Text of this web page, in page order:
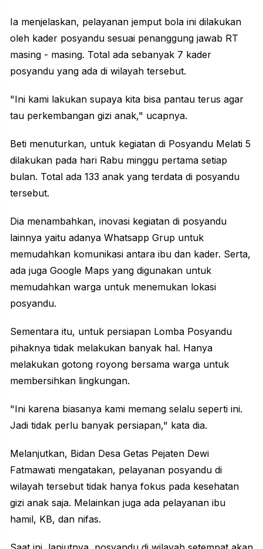
Ia menjelaskan, pelayanan jemput bola ini dilakukan
oleh kader posyandu sesuai penanggung jawab RT
masing - masing. Total ada sebanyak 7 kader
posyandu yang ada di wilayah tersebut.
"Ini kami lakukan supaya kita bisa pantau terus agar
tau perkembangan gizi anak," ucapnya.
Beti menuturkan, untuk kegiatan di Posyandu Melati 5
dilakukan pada hari Rabu minggu pertama setiap
bulan. Total ada 133 anak yang terdata di posyandu
tersebut.
Dia menambahkan, inovasi kegiatan di posyandu
lainnya yaitu adanya Whatsapp Grup untuk
memudahkan komunikasi antara ibu dan kader. Serta,
ada juga Google Maps yang digunakan untuk
memudahkan warga untuk menemukan lokasi
posyandu.
Sementara itu, untuk persiapan Lomba Posyandu
pihaknya tidak melakukan banyak hal. Hanya
melakukan gotong royong bersama warga untuk
membersihkan lingkungan.
"Ini karena biasanya kami memang selalu seperti ini.
Jadi tidak perlu banyak persiapan," kata dia.
Melanjutkan, Bidan Desa Getas Pejaten Dewi
Fatmawati mengatakan, pelayanan posyandu di
wilayah tersebut tidak hanya fokus pada kesehatan
gizi anak saja. Melainkan juga ada pelayanan ibu
hamil, KB, dan nifas.